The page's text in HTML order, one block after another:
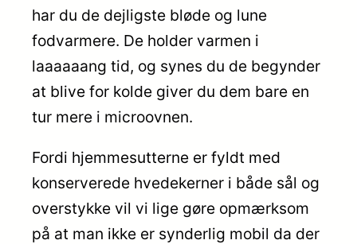
har du de dejligste bløde og lune
fodvarmere. De holder varmen i
laaaaaang tid, og synes du de begynder
at blive for kolde giver du dem bare en
tur mere i microovnen.
Fordi hjemmesutterne er fyldt med
konserverede hvedekerner i både sål og
overstykke vil vi lige gøre opmærksom
på at man ikke er synderlig mobil da der